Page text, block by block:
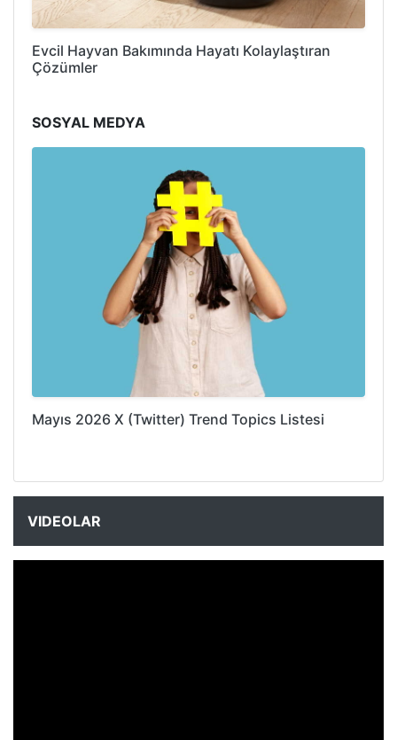
Evcil Hayvan Bakımında Hayatı Kolaylaştıran
Çözümler
SOSYAL MEDYA
Mayıs 2026 X (Twitter) Trend Topics Listesi
VIDEOLAR